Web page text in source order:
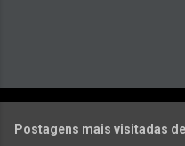
Postagens mais visitadas